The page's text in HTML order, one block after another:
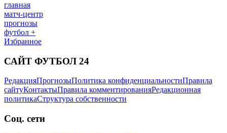
главная
матч-центр
прогнозы
футбол +
Избранное
САЙТ ФУТБОЛ 24
РедакцияПрогнозыПолитика конфиденциальностиПравила
сайтуКонтактыПравила комментированияРедакционная
политикаСтруктура собственности
Соц. сети